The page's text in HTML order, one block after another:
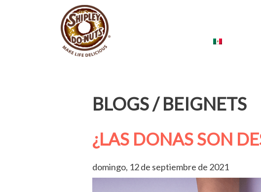
BLOGS / BEIGNETS
¿LAS DONAS SON
domingo, 12 de septiembre de 2021